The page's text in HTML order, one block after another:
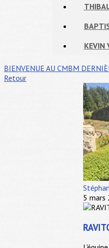
KEVIN
BIENVENUE AU CMBM
Retour
5 mars